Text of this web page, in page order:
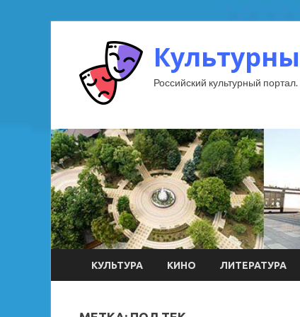
Российский культурный портал.
КУЛЬТУРА КИНО ЛИТЕРАТУРА